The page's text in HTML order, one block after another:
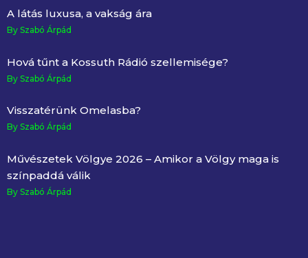
A látás luxusa, a vakság ára
By Szabó Árpád
Hová tűnt a Kossuth Rádió szellemisége?
By Szabó Árpád
Visszatérünk Omelasba?
By Szabó Árpád
Művészetek Völgye 2026 – Amikor a Völgy maga is
színpaddá válik
By Szabó Árpád